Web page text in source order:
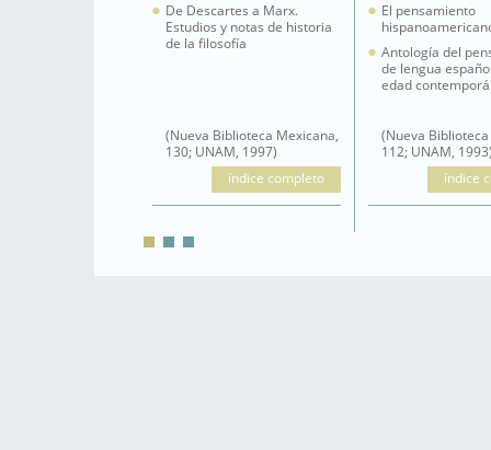
De Descartes a Marx.
Estudios y notas de historia
de la filosofía
(Nueva Biblioteca Mexicana,
130; UNAM, 1997)
índice completo
El pensamiento
Antología del
de lengua
edad
(Nueva
112; UNAM,
índice